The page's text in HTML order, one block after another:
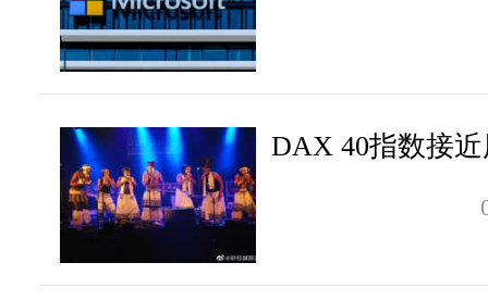
DAX 40指数接